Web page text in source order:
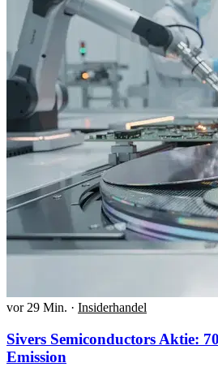
vor 29 Min. · Insiderhandel
Sivers Semiconductors Aktie:
Emission